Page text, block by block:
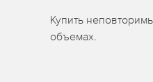
Купить
объемах.